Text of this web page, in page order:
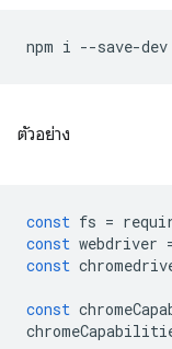
npm i --save-dev
ตัวอย่าง
const fs =
const webdriver
const
const